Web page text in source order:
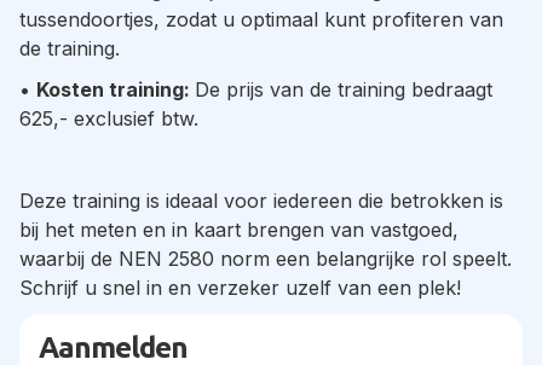
tussendoortjes, zodat u optimaal kunt profiteren van
de training.
• Kosten training: De prijs van de training bedraagt
625,- exclusief btw.
Deze training is ideaal voor iedereen die betrokken is
bij het meten en in kaart brengen van vastgoed,
waarbij de NEN 2580 norm een belangrijke rol speelt.
Schrijf u snel in en verzeker uzelf van een plek!
Aanmelden